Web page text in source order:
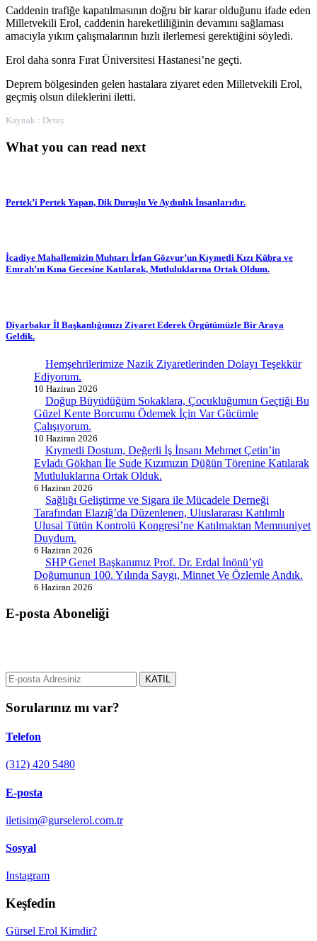
Caddenin trafiğe kapatılmasının doğru bir karar olduğunu ifade eden
Milletvekili Erol, caddenin hareketliliğinin devamını sağlaması
amacıyla yıkım çalışmalarının hızlı ilerlemesi gerektiğini söyledi.
Erol daha sonra Fırat Üniversitesi Hastanesi’ne geçti.
Deprem bölgesinden gelen hastalara ziyaret eden Milletvekili Erol,
geçmiş olsun dileklerini iletti.
Kaynak : Detay
What you can read next
Pertek’i Pertek Yapan, Dik Duruşlu Ve Aydınlık İnsanlarıdır.
İcadiye Mahallemizin Muhtarı İrfan Gözvur’un Kıymetli Kızı Kübra ve
Emrah’ın Kına Gecesine Katılarak, Mutluluklarına Ortak Oldum.
Diyarbakır İl Başkanlığımızı Ziyaret Ederek Örgütümüzle Bir Araya
Geldik.
Hemşehrilerimize Nazik Ziyaretlerinden Dolayı Teşekkür
Ediyorum.
10 Haziran 2026
Doğup Büyüdüğüm Sokaklara, Çocukluğumun Geçtiği Bu
Güzel Kente Borcumu Ödemek İçin Var Gücümle
Çalışıyorum.
10 Haziran 2026
Kıymetli Dostum, Değerli İş İnsanı Mehmet Çetin’in
Evladı Gökhan İle Sude Kızımızın Düğün Törenine Katılarak
Mutluluklarına Ortak Olduk.
6 Haziran 2026
Sağlığı Geliştirme ve Sigara ile Mücadele Derneği
Tarafından Elazığ’da Düzenlenen, Uluslararası Katılımlı
Ulusal Tütün Kontrolü Kongresi’ne Katılmaktan Memnuniyet
Duydum.
6 Haziran 2026
SHP Genel Başkanımız Prof. Dr. Erdal İnönü’yü
Doğumunun 100. Yılında Saygı, Minnet Ve Özlemle Andık.
6 Haziran 2026
E-posta Aboneliği
KATIL
Sorularınız mı var?
Telefon
(312) 420 5480
E-posta
iletisim@gurselerol.com.tr
Sosyal
Instagram
Keşfedin
Gürsel Erol Kimdir?